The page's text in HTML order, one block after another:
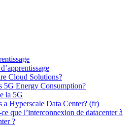
Cloud Solutions?
5G Energy Consumption?
la 5G
a Hyperscale Data Center? (fr)
ce que l’interconnexion de datacenter à
?